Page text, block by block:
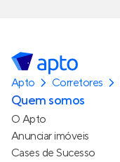
Apto Corretores
Quem somos
O Apto
Anunciar imóveis
Cases de Sucesso